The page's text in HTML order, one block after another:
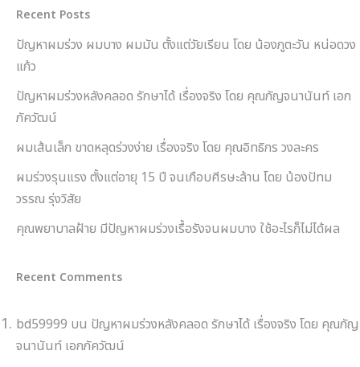
Recent Posts
ปัญหาผมร่วง ผมบาง ผมมัน ตั้งแต่วัยเรียน โดย น้องภูตะวัน หน่อดวง
แก้ว
ปัญหาผมร่วงหลังคลอด รักษาได้ เรื่องจริง โดย คุณกัญจนานันท์ เอก
ภัควัฒน์
ผมเส้นเล็ก ขาดหลุดร่วงง่าย เรื่องจริง โดย คุณอิทธิกร วงละคร
ผมร่วงรุนแรง ตั้งแต่อายุ 15 ปี จนเกือบศีรษะล้าน โดย น้องปัทม
วรรณ รุ่งวิสัย
คุณพยาบาลฝ้าย มีปัญหาผมร่วงเรื้อรังจนผมบาง ใช้อะไรก็ไม่ได้ผล
Recent Comments
bd59999 บน ปัญหาผมร่วงหลังคลอด รักษาได้ เรื่องจริง โดย คุณกัญ
จนานันท์ เอกภัควัฒน์